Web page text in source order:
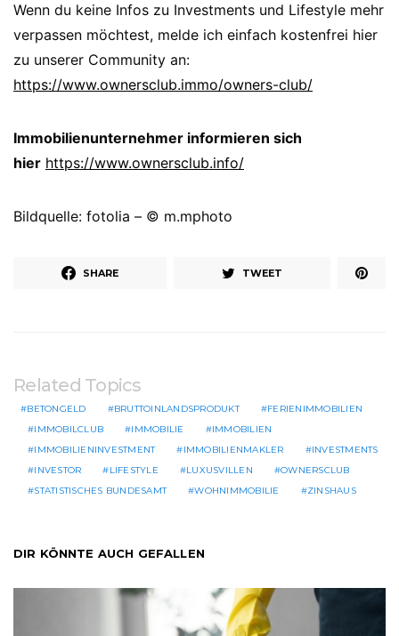
Wenn du keine Infos zu Investments und Lifestyle mehr
verpassen möchtest, melde ich einfach kostenfrei hier
zu unserer Community an:
https://www.ownersclub.immo/owners-club/
Immobilienunternehmer informieren sich
hier https://www.ownersclub.info/
Bildquelle: fotolia – © m.mphoto
SHARE TWEET
Related Topics
BETONGELD BRUTTOINLANDSPRODUKT
FERIENIMMOBILIEN
IMMOBILCLUB
IMMOBILIE
IMMOBILIEN
IMMOBILIENINVESTMENT
IMMOBILIENMAKLER
INVESTMENTS
INVESTOR
LIFESTYLE LUXUSVILLEN
OWNERSCLUB
STATISTISCHES BUNDESAMT
WOHNIMMOBILIE ZINSHAUS
DIR KÖNNTE AUCH GEFALLEN